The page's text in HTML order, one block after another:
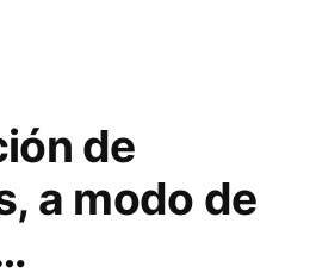
de
a modo de